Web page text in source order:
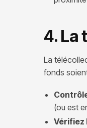
4. La
La
fonds
(ou est
Vérifiez